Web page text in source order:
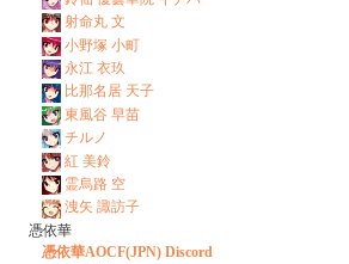
射命丸 文
小野塚 小町
永江 衣玖
比那名居 天子
東風谷 早苗
チルノ
紅 美鈴
霊烏路 空
洩矢 諏訪子
憑依華
憑依華AOCF(JPN) Discord